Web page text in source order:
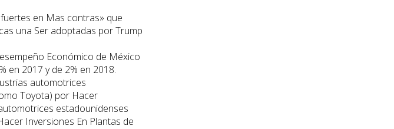
en Mas contras» que
una Ser adoptadas por Trump
Económico de México
en 2017 y de 2% en 2018.
automotrices
Toyota) por Hacer
estadounidenses
Inversiones En Plantas de